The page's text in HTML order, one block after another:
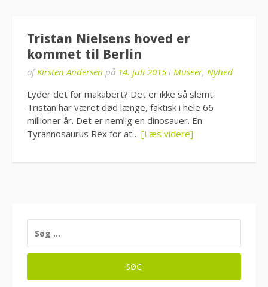
Tristan Nielsens hoved er
kommet til Berlin
afKirsten Andersen på 14. juli 2015 i Museer, Nyhed
Lyder det for makabert? Det er ikke så slemt.
Tristan har været død længe, faktisk i hele 66
millioner år. Det er nemlig en dinosauer. En
Tyrannosaurus Rex for at… [Læs videre]
EFTER: